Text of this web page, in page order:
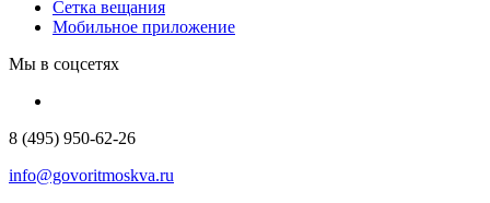
Сетка вещания
Мобильное приложение
Мы в соцсетях
8 (495) 950-62-26
info@govoritmoskva.ru